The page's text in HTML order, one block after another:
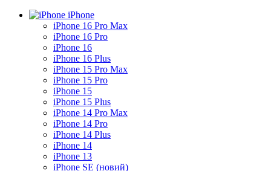
iPhone
iPhone 16 Pro Max
iPhone 16 Pro
iPhone 16
iPhone 16 Plus
iPhone 15 Pro Max
iPhone 15 Pro
iPhone 15
iPhone 15 Plus
iPhone 14 Pro Max
iPhone 14 Pro
iPhone 14 Plus
iPhone 14
iPhone 13
iPhone SE (новий)